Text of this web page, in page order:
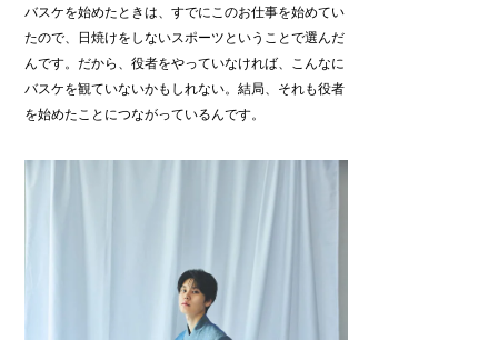
バスケを始めたときは、すでにこのお仕事を始めてい
たので、日焼けをしないスポーツということで選んだ
んです。だから、役者をやっていなければ、こんなに
バスケを観ていないかもしれない。結局、それも役者
を始めたことにつながっているんです。